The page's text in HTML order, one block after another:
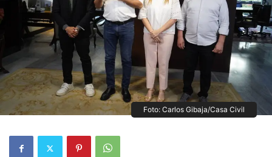
Foto: Carlos Gibaja/Casa Civil